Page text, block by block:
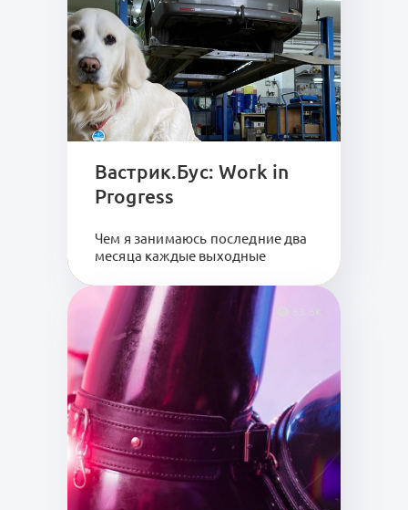
Вастрик.Бус: Work in
Progress
Чем я занимаюсь последние два
месяца каждые выходные
63.6K